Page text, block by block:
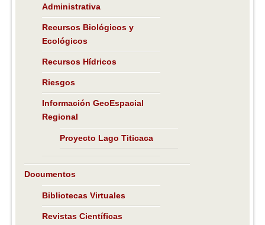
Administrativa
Recursos Biológicos y
Ecológicos
Recursos Hídricos
Riesgos
Información GeoEspacial
Regional
Proyecto Lago Titicaca
Documentos
Bibliotecas Virtuales
Revistas Científicas